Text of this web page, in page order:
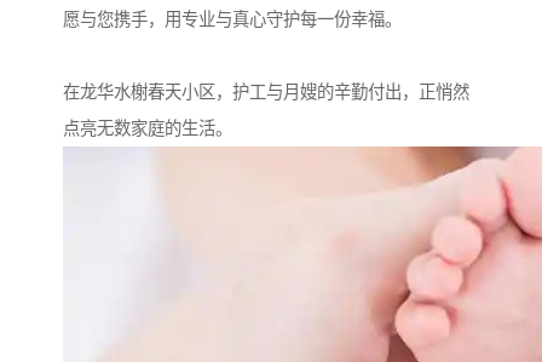
愿与您携手，用专业与真心守护每一份幸福。
在龙华水榭春天小区，护工与月嫂的辛勤付出，正悄然
点亮无数家庭的生活。